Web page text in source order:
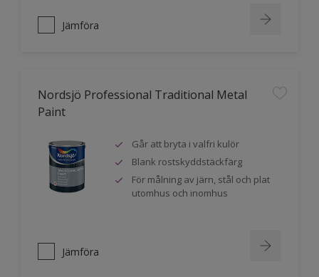
Jämföra
Nordsjö Professional Traditional Metal
Paint
Går att bryta i valfri kulör
Blank rostskyddstäckfärg
För målning av järn, stål och plat
utomhus och inomhus
Jämföra